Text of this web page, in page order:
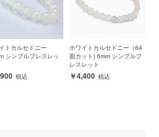
トカルセドニー
シンプルブレスレッ
ホワイトカルセドニー（64
面カット) 6mm シンプルブ
レスレット
4,400